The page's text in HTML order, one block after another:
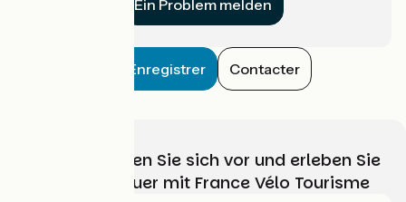
Ein Problem melden
Enregistrer Contacter
Wählen, bereiten Sie sich vor und erleben Sie
Ihr Radabenteuer mit France Vélo Tourisme